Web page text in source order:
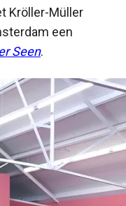
Kröller-Müller
een
Seen.